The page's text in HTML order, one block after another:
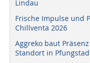
Lindau
Frische Impulse und
Chillventa 2026
Aggreko baut
Standort in